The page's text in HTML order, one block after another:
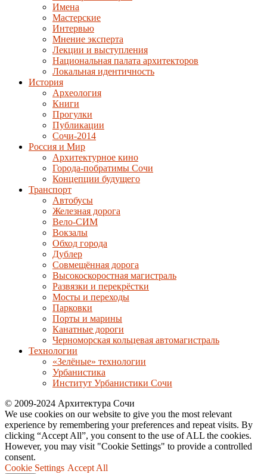
Имена
Мастерские
Интервью
Мнение эксперта
Лекции и выступления
Национальная палата архитекторов
Локальная идентичность
История
Археология
Книги
Прогулки
Публикации
Сочи-2014
Россия и Мир
Архитектурное кино
Города-побратимы Сочи
Концепции будущего
Транспорт
Автобусы
Железная дорога
Вело-СИМ
Вокзалы
Обход города
Дублер
Совмещённая дорога
Высокоскоростная магистраль
Развязки и перекрёстки
Мосты и переходы
Парковки
Порты и марины
Канатные дороги
Черноморская кольцевая автомагистраль
Технологии
«Зелёные» технологии
Урбанистика
Институт Урбанистики Сочи
© 2009-2024 Архитектура Сочи
We use cookies on our website to give you the most relevant
experience by remembering your preferences and repeat visits. By
clicking “Accept All”, you consent to the use of ALL the cookies.
However, you may visit "Cookie Settings" to provide a controlled
consent.
Cookie Settings Accept All